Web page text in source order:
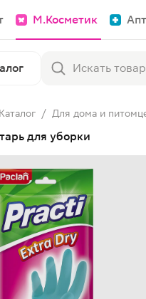
М.Косметик
Каталог / Для дома и
для уборки